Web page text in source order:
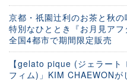
京都・祇園辻利のお茶と秋
特別なひととき『お月見ア
全国4都市で期間限定販売
【gelato pique (ジェラー
フィム)」KIM CHAEWONが